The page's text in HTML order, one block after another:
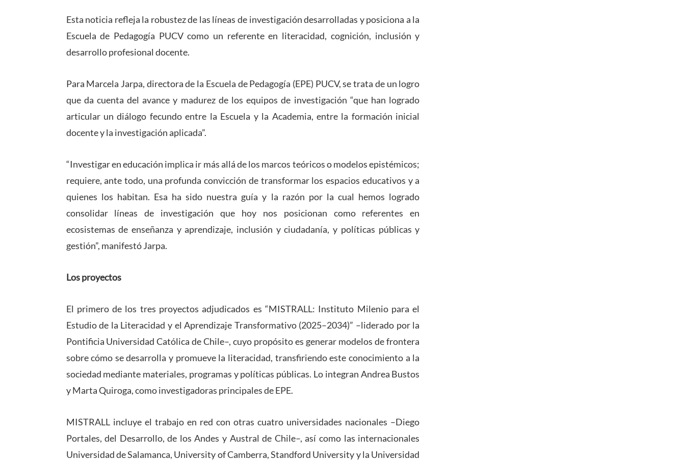
Esta noticia refleja la robustez de las líneas de investigación desarrolladas y posiciona a la
Escuela de Pedagogía PUCV como un referente en literacidad, cognición, inclusión y
desarrollo profesional docente.
Para Marcela Jarpa, directora de la Escuela de Pedagogía (EPE) PUCV, se trata de un logro
que da cuenta del avance y madurez de los equipos de investigación “que han logrado
articular un diálogo fecundo entre la Escuela y la Academia, entre la formación inicial
docente y la investigación aplicada”.
“Investigar en educación implica ir más allá de los marcos teóricos o modelos epistémicos;
requiere, ante todo, una profunda convicción de transformar los espacios educativos y a
quienes los habitan. Esa ha sido nuestra guía y la razón por la cual hemos logrado
consolidar líneas de investigación que hoy nos posicionan como referentes en
ecosistemas de enseñanza y aprendizaje, inclusión y ciudadanía, y políticas públicas y
gestión”, manifestó Jarpa.
Los proyectos
El primero de los tres proyectos adjudicados es “MISTRALL: Instituto Milenio para el
Estudio de la Literacidad y el Aprendizaje Transformativo (2025–2034)” –liderado por la
Pontificia Universidad Católica de Chile–, cuyo propósito es generar modelos de frontera
sobre cómo se desarrolla y promueve la literacidad, transfiriendo este conocimiento a la
sociedad mediante materiales, programas y políticas públicas. Lo integran Andrea Bustos
y Marta Quiroga, como investigadoras principales de EPE.
MISTRALL incluye el trabajo en red con otras cuatro universidades nacionales –Diego
Portales, del Desarrollo, de los Andes y Austral de Chile–, así como las internacionales
Universidad de Salamanca, University of Camberra, Standford University y la Universidad